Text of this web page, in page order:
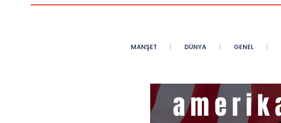
MANŞET DÜNYA GENEL